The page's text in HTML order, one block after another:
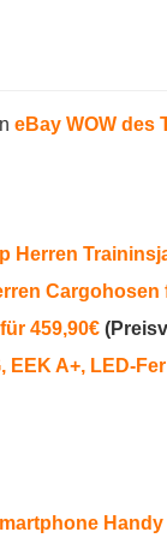
eBay WOW des
Herren
Cargohosen
459,90€
EEK A+, LED-